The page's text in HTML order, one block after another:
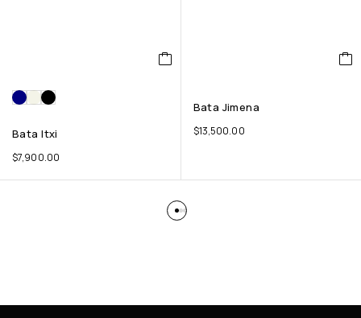
Bata Itxi
$7,900.00
Bata Jimena
$13,500.00